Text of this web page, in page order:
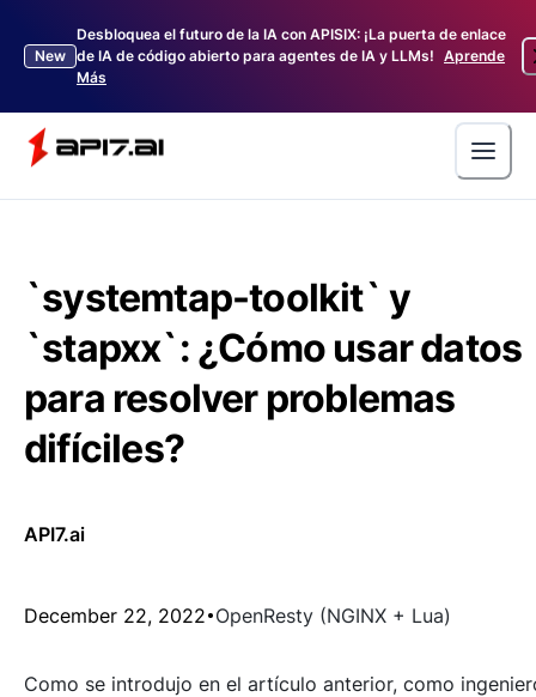
New
Desbloquea el futuro de la IA con APISIX: ¡La puerta de enlace
de IA de código abierto para agentes de IA y LLMs! Aprende
Más
`systemtap-toolkit` y
`stapxx`: ¿Cómo usar datos
para resolver problemas
difíciles?
API7.ai
December 22, 2022 OpenResty (NGINX + Lua)
Como se introdujo en el artículo anterior, como